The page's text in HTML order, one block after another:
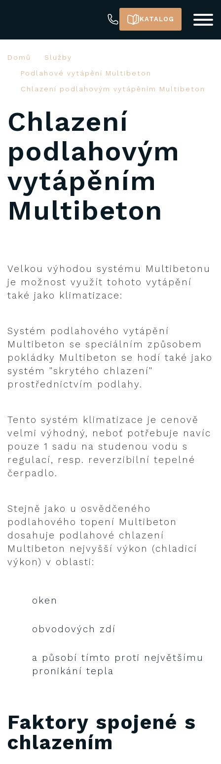
KATALOG
Domů
Služby
Podlahové vytápění Multibeton
Chlazení podlahovým vytápěním Multibeton
Chlazení
podlahovým
vytápěním
Multibeton
Velkou výhodou systému Multibetonu
je možnost využít tohoto vytápění
také jako klimatizace:
Systém podlahového vytápění
Multibeton se speciálním způsobem
pokládky Multibeton se hodí také jako
systém "skrytého chlazení"
prostřednictvím podlahy.
Tento systém klimatizace je cenově
velmi výhodný, neboť potřebuje navíc
pouze 1 sadu na studenou vodu s
regulací, resp. reverzibilní tepelné
čerpadlo.
Stejně jako u osvědčeného
podlahového topení Multibeton
dosahuje podlahové chlazení
Multibeton nejvyšší výkon (chladicí
výkon) v oblasti:
oken
obvodových zdí
a působí tímto proti největšímu
pronikání tepla
Faktory spojené s
chlazením